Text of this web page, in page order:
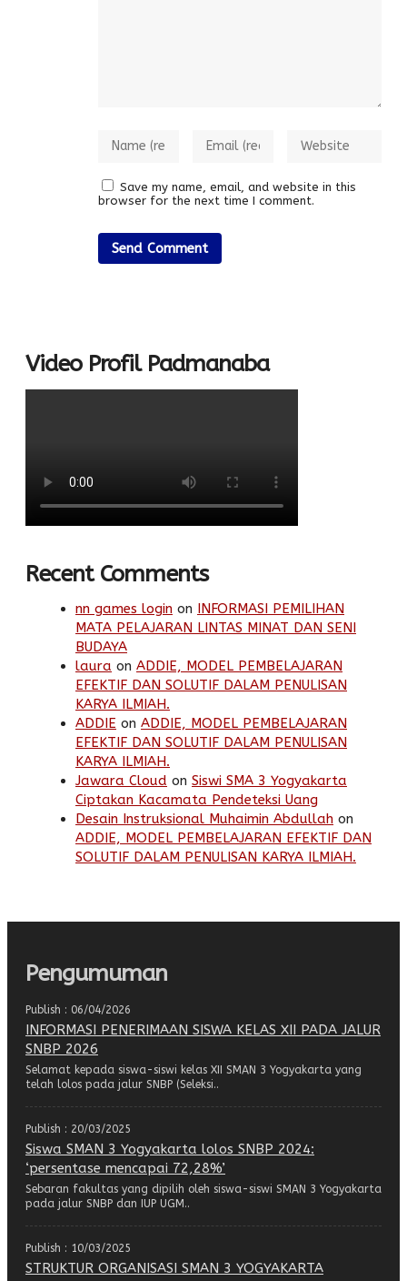
Save my name, email, and website in this
browser for the next time I comment.
Video Profil Padmanaba
Recent Comments
nn games login on INFORMASI PEMILIHAN
MATA PELAJARAN LINTAS MINAT DAN SENI
BUDAYA
laura on ADDIE, MODEL PEMBELAJARAN
EFEKTIF DAN SOLUTIF DALAM PENULISAN
KARYA ILMIAH.
ADDIE on ADDIE, MODEL PEMBELAJARAN
EFEKTIF DAN SOLUTIF DALAM PENULISAN
KARYA ILMIAH.
Jawara Cloud on Siswi SMA 3 Yogyakarta
Ciptakan Kacamata Pendeteksi Uang
Desain Instruksional Muhaimin Abdullah on
ADDIE, MODEL PEMBELAJARAN EFEKTIF DAN
SOLUTIF DALAM PENULISAN KARYA ILMIAH.
Pengumuman
Publish : 06/04/2026
INFORMASI PENERIMAAN SISWA KELAS XII PADA JALUR
SNBP 2026
Selamat kepada siswa-siswi kelas XII SMAN 3 Yogyakarta yang
telah lolos pada jalur SNBP (Seleksi..
Publish : 20/03/2025
Siswa SMAN 3 Yogyakarta lolos SNBP 2024:
‘persentase mencapai 72,28%’
Sebaran fakultas yang dipilih oleh siswa-siswi SMAN 3 Yogyakarta
pada jalur SNBP dan IUP UGM..
Publish : 10/03/2025
STRUKTUR ORGANISASI SMAN 3 YOGYAKARTA